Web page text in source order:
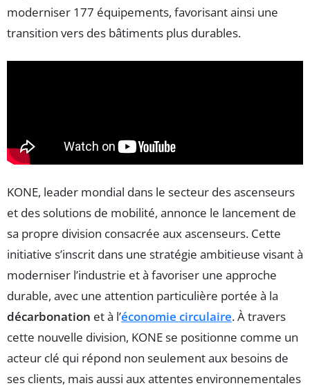
moderniser 177 équipements, favorisant ainsi une
transition vers des bâtiments plus durables.
KONE, leader mondial dans le secteur des ascenseurs
et des solutions de mobilité, annonce le lancement de
sa propre division consacrée aux ascenseurs. Cette
initiative s’inscrit dans une stratégie ambitieuse visant à
moderniser l’industrie et à favoriser une approche
durable, avec une attention particulière portée à la
décarbonation et à l’économie circulaire. À travers
cette nouvelle division, KONE se positionne comme un
acteur clé qui répond non seulement aux besoins de
ses clients, mais aussi aux attentes environnementales